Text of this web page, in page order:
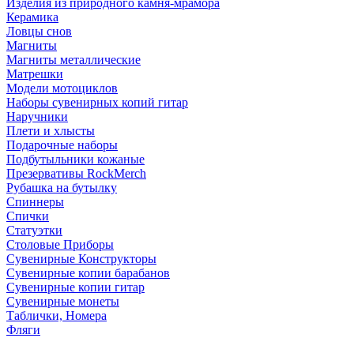
Изделия из природного камня-мрамора
Керамика
Ловцы снов
Магниты
Магниты металлические
Матрешки
Модели мотоциклов
Наборы сувенирных копий гитар
Наручники
Плети и хлысты
Подарочные наборы
Подбутыльники кожаные
Презервативы RockMerch
Рубашка на бутылку
Спиннеры
Спички
Статуэтки
Столовые Приборы
Сувенирные Конструкторы
Сувенирные копии барабанов
Сувенирные копии гитар
Сувенирные монеты
Таблички, Номера
Фляги